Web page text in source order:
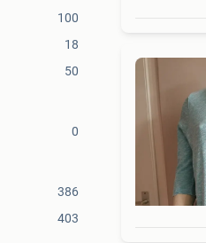
100
18
50
0
386
403